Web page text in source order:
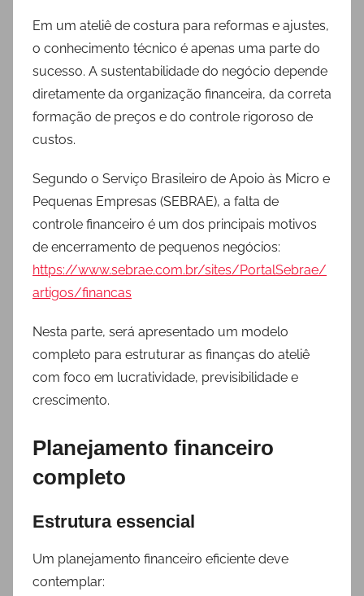
Em um ateliê de costura para reformas e ajustes,
o conhecimento técnico é apenas uma parte do
sucesso. A sustentabilidade do negócio depende
diretamente da organização financeira, da correta
formação de preços e do controle rigoroso de
custos.
Segundo o Serviço Brasileiro de Apoio às Micro e
Pequenas Empresas (SEBRAE), a falta de
controle financeiro é um dos principais motivos
de encerramento de pequenos negócios:
https://www.sebrae.com.br/sites/PortalSebrae/
artigos/financas
Nesta parte, será apresentado um modelo
completo para estruturar as finanças do ateliê
com foco em lucratividade, previsibilidade e
crescimento.
Planejamento financeiro
completo
Estrutura essencial
Um planejamento financeiro eficiente deve
contemplar: